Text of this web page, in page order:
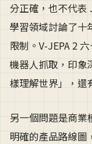
分正確，也不代表
學習領域討論了十
限制。V-JEPA 2
機器人抓取，印
樣理解世界」，還
另一個問題是商業
明確的產品路線圖